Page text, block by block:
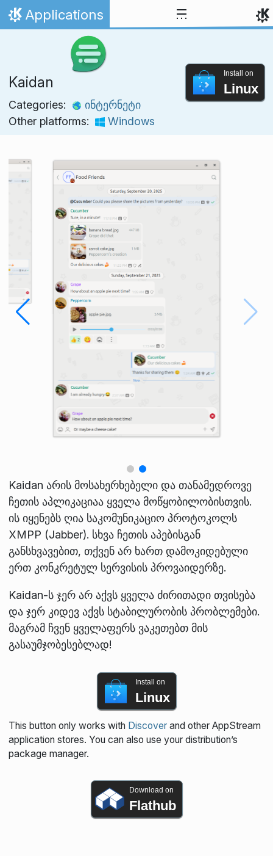
Skip to content
Home
Applications
Kaidan
Categories:
ინტერნეტი
Other platforms:
Windows
Install on
Linux
Kaidan არის მოსახერხებელი და თანამედროვე
ჩეთის აპლიკაციაა ყველა მოწყობილობისთვის.
ის იყენებს ღია საკომუნიკაციო პროტოკოლს
XMPP (Jabber). სხვა ჩეთის აპებისგან
განსხვავებით, თქვენ არ ხართ დამოკიდებული
ერთ კონკრეტულ სერვისის პროვაიდერზე.
Kaidan-ს ჯერ არ აქვს ყველა ძირითადი თვისება
და ჯერ კიდევ აქვს სტაბილურობის პრობლემები.
მაგრამ ჩვენ ყველაფერს ვაკეთებთ მის
გასაუმჯობესებლად!
Install on
Linux
This button only works with Discoverand other AppStream
application stores. You can also use your distribution’s
package manager.
Download on
Flathub